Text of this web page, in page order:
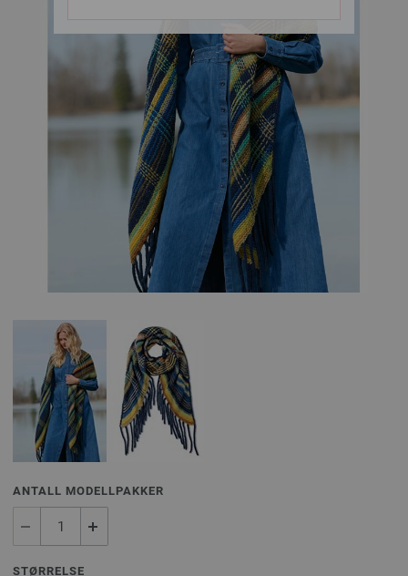
ANTALL MODELLPAKKER
STØRRELSE